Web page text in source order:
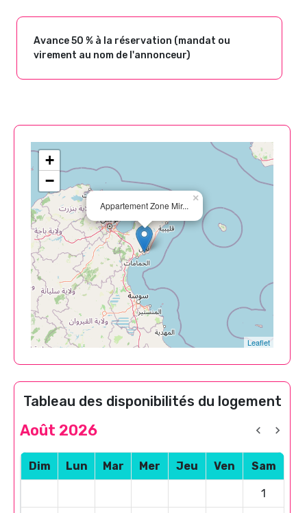
Avance 50 % à la réservation (mandat ou
virement au nom de l'annonceur)
Appartement Zone Mir...
×
+
−
Leaflet
Tableau des disponibilités du logement
Août 2026
Dim Lun Mar Mer Jeu Ven Sam
1